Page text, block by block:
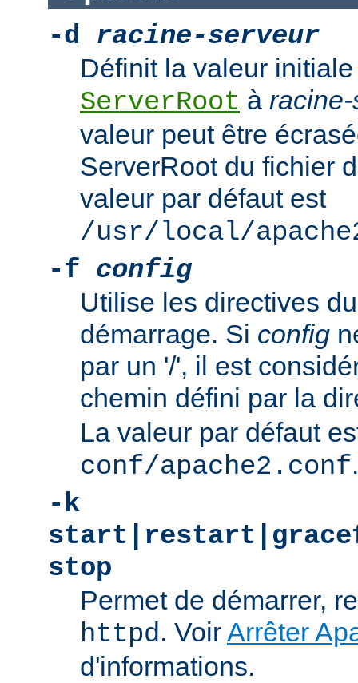
-d racine-serveur
Définit la valeur
ServerRoot à
valeur peut être
ServerRoot du fichier
valeur par défaut est
/usr/local/
-f config
Utilise les directives
démarrage. Si config
par un '/', il est
chemin défini par la
La valeur par défaut
conf/apache2.conf.
-k
stop
Permet de démarrer,
httpd. VoirArrêter
d'informations.